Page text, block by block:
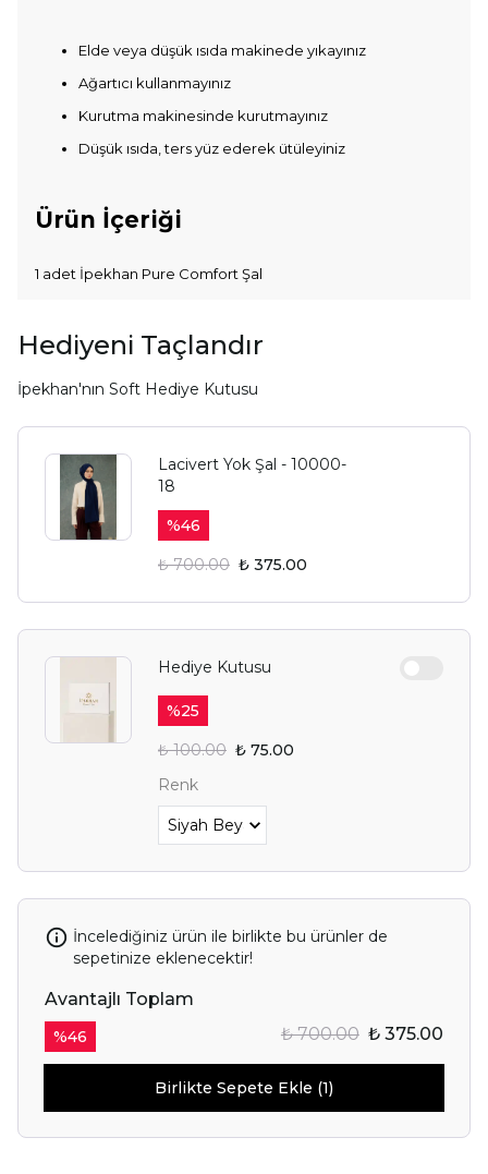
Elde veya düşük ısıda makinede yıkayınız
Ağartıcı kullanmayınız
Kurutma makinesinde kurutmayınız
Düşük ısıda, ters yüz ederek ütüleyiniz
Ürün İçeriği
1 adet İpekhan Pure Comfort Şal
Hediyeni Taçlandır
İpekhan'nın Soft Hediye Kutusu
Lacivert Yok Şal - 10000-
18
%46
₺ 700.00 ₺ 375.00
Hediye Kutusu
%25
₺ 100.00 ₺ 75.00
Renk
İncelediğiniz ürün ile birlikte bu ürünler de
sepetinize eklenecektir!
Avantajlı Toplam
%46 ₺ 700.00 ₺ 375.00
Birlikte Sepete Ekle (1)